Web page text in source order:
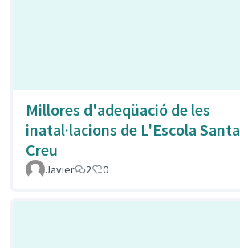
Millores d'adeqüació de les
inatal·lacions de L'Escola Santa
Creu
Javier 2 0